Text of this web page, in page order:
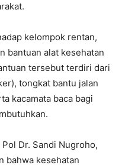
kelompok rentan,
bantuan alat kesehatan
tersebut terdiri dari
tongkat bantu jalan
kacamata baca bagi
Dr. Sandi Nugroho,
bahwa kesehatan